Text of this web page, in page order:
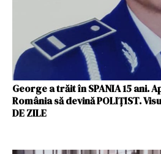
George a trăit în SPANIA 15 ani.
România să devină POLIȚIST.
DE ZILE